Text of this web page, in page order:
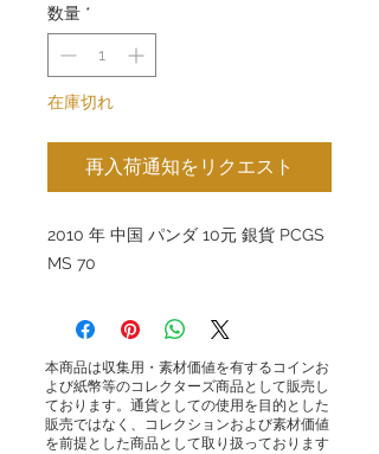
数量 *
在庫切れ
再入荷通知をリクエスト
2010 年 中国 パンダ 10元 銀貨 PCGS
MS 70
本商品は収集用・素材価値を有するコインお
よび紙幣等のコレクターズ商品として販売し
ております。通貨としての使用を目的とした
販売ではなく、コレクションおよび素材価値
を前提とした商品として取り扱っております